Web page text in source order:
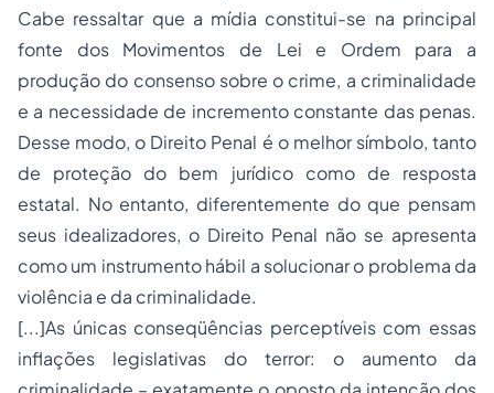
Cabe ressaltar que a mídia constitui-se na principal
fonte dos Movimentos de Lei e Ordem para a
produção do consenso sobre o crime, a criminalidade
e a necessidade de incremento constante das penas.
Desse modo, o Direito Penal é o melhor símbolo, tanto
de proteção do bem jurídico como de resposta
estatal. No entanto, diferentemente do que pensam
seus idealizadores, o Direito Penal não se apresenta
como um instrumento hábil a solucionar o problema da
violência e da criminalidade.
[...]As únicas conseqüências perceptíveis com essas
inflações legislativas do terror: o aumento da